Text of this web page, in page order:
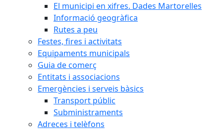
El municipi en xifres. Dades Martorelles
Informació geogràfica
Rutes a peu
Festes, fires i activitats
Equipaments municipals
Guia de comerç
Entitats i associacions
Emergències i serveis bàsics
Transport públic
Subministraments
Adreces i telèfons